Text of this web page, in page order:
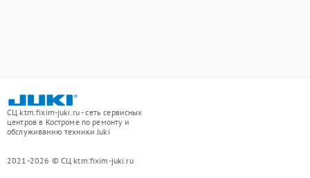
СЦ ktm.fixim-juki.ru - сеть сервисных
центров в Костроме по ремонту и
обслуживанию техники Juki
2021-2026 © СЦ ktm.fixim-juki.ru